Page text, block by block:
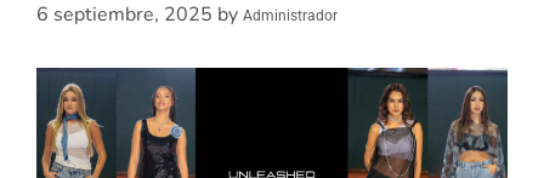
6 septiembre, 2025 by Administrador